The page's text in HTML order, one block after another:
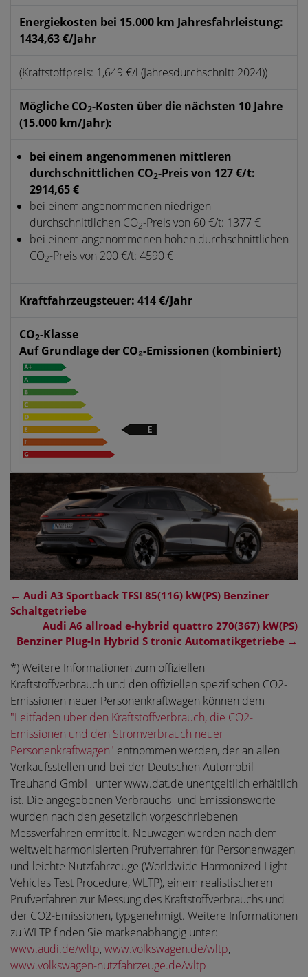
Energiekosten bei 15.000 km Jahresfahrleistung:
1434,63 €/Jahr
(Kraftstoffpreis: 1,649 €/l (Jahresdurchschnitt 2024))
Mögliche CO2-Kosten über die nächsten 10 Jahre
(15.000 km/Jahr):
bei einem angenommenen mittleren
durchschnittlichen CO2-Preis von 127 €/t:
2914,65 €
bei einem angenommenen niedrigen
durchschnittlichen CO2-Preis von 60 €/t: 1377 €
bei einem angenommenen hohen durchschnittlichen
CO2-Preis von 200 €/t: 4590 €
Kraftfahrzeugsteuer: 414 €/Jahr
CO2-Klasse
Auf Grundlage der CO₂-Emissionen (kombiniert)
← Audi A3 Sportback TFSI 85(116) kW(PS) Benziner
Schaltgetriebe
Audi A6 allroad e-hybrid quattro 270(367) kW(PS)
Benziner Plug-In Hybrid S tronic Automatikgetriebe →
*) Weitere Informationen zum offiziellen
Kraftstoffverbrauch und den offiziellen spezifischen CO2-
Emissionen neuer Personenkraftwagen können dem
"Leitfaden über den Kraftstoffverbrauch, die CO2-
Emissionen und den Stromverbrauch neuer
Personenkraftwagen" entnommen werden, der an allen
Verkaufsstellen und bei der Deutschen Automobil
Treuhand GmbH unter www.dat.de unentgeltlich erhältlich
ist. Die angegebenen Verbrauchs- und Emissionswerte
wurden nach den gesetzlich vorgeschriebenen
Messverfahren ermittelt. Neuwagen werden nach dem
weltweit harmonisierten Prüfverfahren für Personenwagen
und leichte Nutzfahrzeuge (Worldwide Harmonized Light
Vehicles Test Procedure, WLTP), einem realistischeren
Prüfverfahren zur Messung des Kraftstoffverbrauchs und
der CO2-Emissionen, typgenehmigt. Weitere Informationen
zu WLTP finden Sie markenabhängig unter:
www.audi.de/wltp,www.volkswagen.de/wltp,
www.volkswagen-nutzfahrzeuge.de/wltp